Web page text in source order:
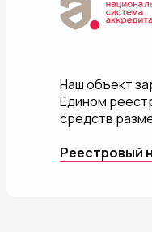
Наш объект
Едином
средств
Реестровый